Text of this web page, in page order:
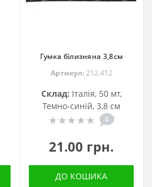
Гумка білизняна 3,8см
Артикул:212.412
Склад: Італія, 50 мт,
Темно-синій, 3,8 см
0
21.00 грн.
ДО КОШИКА